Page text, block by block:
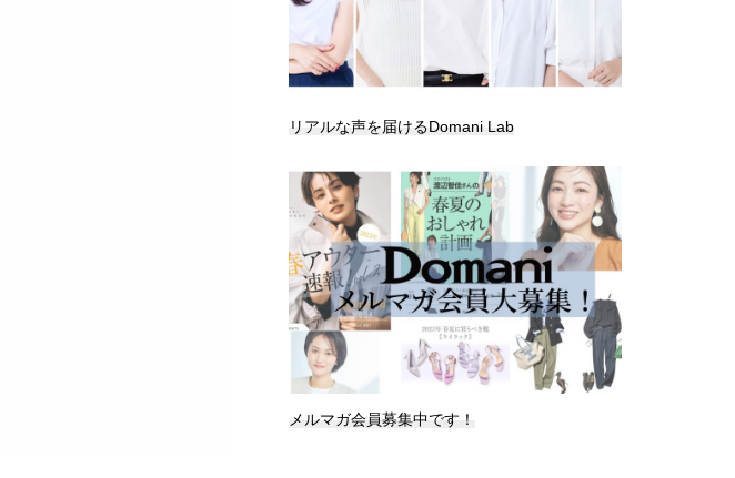
リアルな声を届けるDomani Lab
メルマガ会員募集中です！